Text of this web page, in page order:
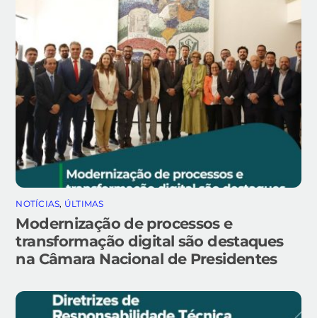
NOTÍCIAS, ÚLTIMAS
Modernização de processos e
transformação digital são destaques
na Câmara Nacional de Presidentes